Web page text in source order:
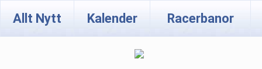
Allt Nytt Kalender Racerbanor